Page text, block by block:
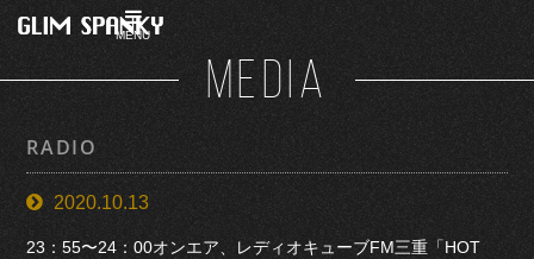
MENU
MEDIA
RADIO
2020.10.13
23：55〜24：00オンエア、レディオキューブFM三重「HOT